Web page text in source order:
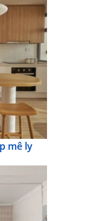
mê ly